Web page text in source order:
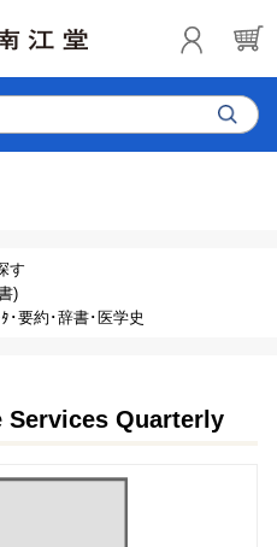
す
)
･要約･辞書･医学史
Services Quarterly